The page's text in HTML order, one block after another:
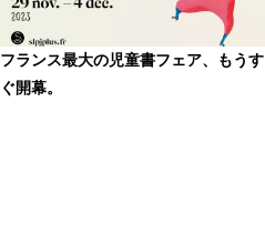
フランス最大の児童書フェア、もうす
ぐ開幕。